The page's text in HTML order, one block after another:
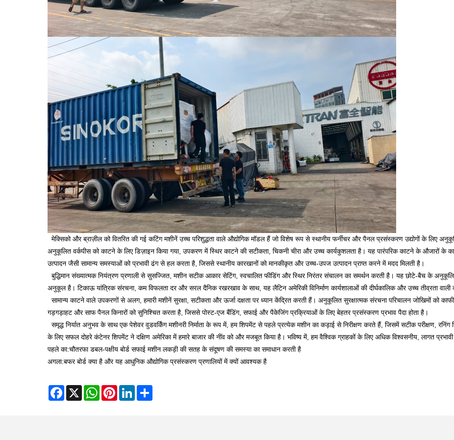
मेक्सिको और ब्राज़ील को वितरित की गई कटिंग मशीनें उच्च परिशुद्धता वाले औद्योगिक मॉडल हैं जो विशेष रूप से स्थानीय फर्नीचर और पैनल प्रसंस्करण उद्योगों के लिए
अनुकूलित वर्कपीस को काटने के लिए डिज़ाइन किया गया, उपकरण में स्थिर काटने की सटीकता, चिकनी चीरा और उच्च कार्यकुशलता है। यह पारंपरिक काटने के औजारों के
उत्पादन जैसी सामान्य समस्याओं को प्रभावी ढंग से हल करता है, जिससे स्थानीय कारखानों को मानकीकृत और उच्च-उपज उत्पादन प्राप्त करने में मदद मिलती है।
बुद्धिमान संख्यात्मक नियंत्रण प्रणाली से सुसज्जित, मशीन सटीक आकार सेटिंग, स्वचालित फीडिंग और स्थिर निरंतर संचालन का समर्थन करती है। यह छोटे-बैच के
अनुकूल है। टिकाऊ यांत्रिक संरचना, कम विफलता दर और सरल दैनिक रखरखाव के साथ, यह लैटिन अमेरिकी विनिर्माण कार्यशालाओं की दीर्घकालिक और उच्च तीव्रता वाली
सामान्य काटने वाले उपकरणों से अलग, हमारी मशीनें सुरक्षा, सटीकता और ऊर्जा दक्षता पर ध्यान केंद्रित करती हैं। अनुकूलित सुरक्षात्मक संरचना परिचालन जोखिमों को
गड़गड़ाहट और साफ पैनल किनारों को सुनिश्चित करता है, जिससे पोस्ट-एज बैंडिंग, सफाई और पैकेजिंग प्रक्रियाओं के लिए बेहतर प्रसंस्करण प्रभाव पैदा होता है।
समृद्ध निर्यात अनुभव के साथ एक पेशेवर वुडवर्किंग मशीनरी निर्माता के रूप में, हम शिपमेंट से पहले प्रत्येक मशीन का कड़ाई से निरीक्षण करते हैं, जिसमें सटीक परीक्षण,
के लिए सफल दोहरे कंटेनर शिपमेंट ने दक्षिण अमेरिका में हमारे बाजार की नींव को और मजबूत किया है। भविष्य में, हम वैश्विक ग्राहकों के लिए अधिक विश्वसनीय, लागत प्रभावी
पहले का:चौतरफा डबल-पक्षीय बोर्ड सफाई मशीन लकड़ी की सतह के संदूषण की समस्या का समाधान करती है
अगला:बफर बोर्ड क्या है और यह आधुनिक औद्योगिक प्रसंस्करण प्रणालियों में क्यों आवश्यक है
Facebook
X WhatsAppPinterestLinkedIn